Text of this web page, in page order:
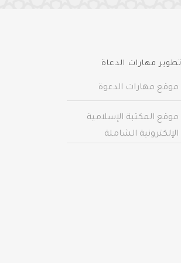
تطوير مهارات الدعاة
موقع مهارات الدعوة
موقع المكتبة الإسلامية
الإلكترونية الشاملة